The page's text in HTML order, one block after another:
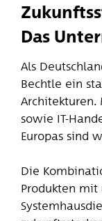
Das
Als
Bechtle ein
Architekturen.
sowie IT-
Europas sind
Die
Produkten mit